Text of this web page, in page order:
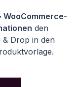
WooCommerce-
den
Drop in den